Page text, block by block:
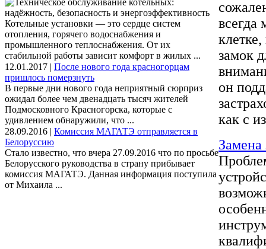
Котельные установки — это сердце систем
отопления, горячего водоснабжения и
промышленного теплоснабжения. От их
стабильной работы зависит комфорт в жилых ...
12.01.2017 | После нового года красногорцам
пришлось померзнуть
В первые дни нового года неприятный сюрприз
ожидал более чем двенадцать тысяч жителей
Подмосковного Красногорска, которые с
удивлением обнаружили, что ...
28.09.2016 | Комиссия МАГАТЭ отправляется в
Белоруссию
Стало известно, что вчера 27.09.2016 что по просьбе
Белорусского руководства в страну прибывает
комиссия МАГАТЭ. Данная информация поступила
от Михаила ...
всегда
замок
он
как с
Замена